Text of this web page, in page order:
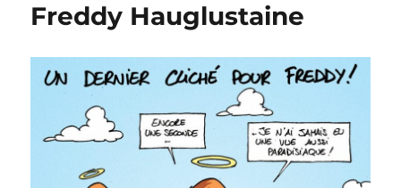
Freddy Hauglustaine